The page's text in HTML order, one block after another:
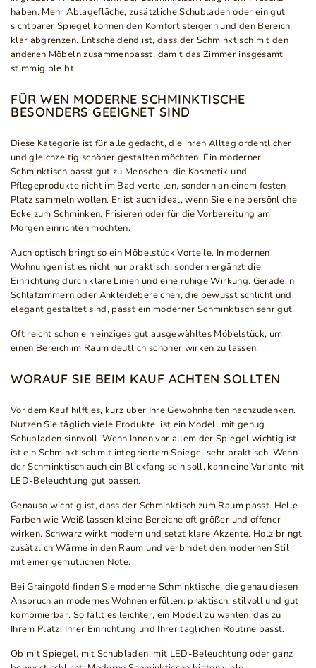
haben. Mehr Ablagefläche, zusätzliche Schubladen oder ein gut
sichtbarer Spiegel können den Komfort steigern und den Bereich
klar abgrenzen. Entscheidend ist, dass der Schminktisch mit den
anderen Möbeln zusammenpasst, damit das Zimmer insgesamt
stimmig bleibt.
FÜR WEN MODERNE SCHMINKTISCHE
BESONDERS GEEIGNET SIND
Diese Kategorie ist für alle gedacht, die ihren Alltag ordentlicher
und gleichzeitig schöner gestalten möchten. Ein moderner
Schminktisch passt gut zu Menschen, die Kosmetik und
Pflegeprodukte nicht im Bad verteilen, sondern an einem festen
Platz sammeln wollen. Er ist auch ideal, wenn Sie eine persönliche
Ecke zum Schminken, Frisieren oder für die Vorbereitung am
Morgen einrichten möchten.
Auch optisch bringt so ein Möbelstück Vorteile. In modernen
Wohnungen ist es nicht nur praktisch, sondern ergänzt die
Einrichtung durch klare Linien und eine ruhige Wirkung. Gerade in
Schlafzimmern oder Ankleidebereichen, die bewusst schlicht und
elegant gestaltet sind, passt ein moderner Schminktisch sehr gut.
Oft reicht schon ein einziges gut ausgewähltes Möbelstück, um
einen Bereich im Raum deutlich schöner wirken zu lassen.
WORAUF SIE BEIM KAUF ACHTEN SOLLTEN
Vor dem Kauf hilft es, kurz über Ihre Gewohnheiten nachzudenken.
Nutzen Sie täglich viele Produkte, ist ein Modell mit genug
Schubladen sinnvoll. Wenn Ihnen vor allem der Spiegel wichtig ist,
ist ein Schminktisch mit integriertem Spiegel sehr praktisch. Wenn
der Schminktisch auch ein Blickfang sein soll, kann eine Variante mit
LED-Beleuchtung gut passen.
Genauso wichtig ist, dass der Schminktisch zum Raum passt. Helle
Farben wie Weiß lassen kleine Bereiche oft größer und offener
wirken. Schwarz wirkt modern und setzt klare Akzente. Holz bringt
zusätzlich Wärme in den Raum und verbindet den modernen Stil
mit einer gemütlichen Note.
Bei Graingold finden Sie moderne Schminktische, die genau diesen
Anspruch an modernes Wohnen erfüllen: praktisch, stilvoll und gut
kombinierbar. So fällt es leichter, ein Modell zu wählen, das zu
Ihrem Platz, Ihrer Einrichtung und Ihrer täglichen Routine passt.
Ob mit Spiegel, mit Schubladen, mit LED-Beleuchtung oder ganz